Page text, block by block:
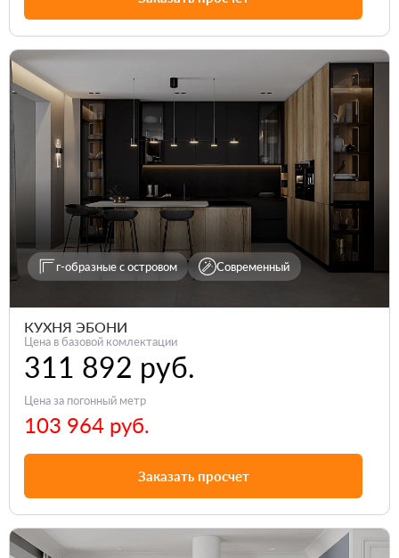
г-образные с островом Современный
КУХНЯ ЭБОНИ
Цена в базовой комлектации
311 892 руб.
Цена за погонный метр
103 964 руб.
Заказать просчет